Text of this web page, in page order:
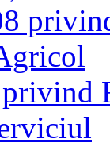
privind